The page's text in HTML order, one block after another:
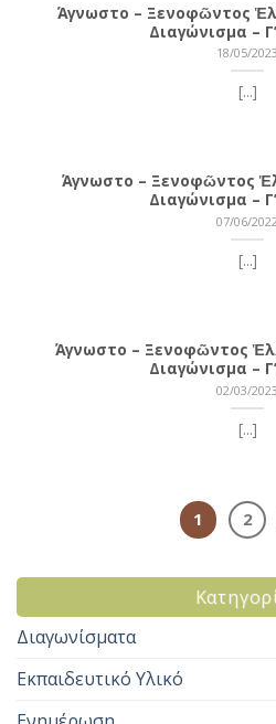
Άγνωστο – Ξενοφῶντος
Διαγώνισμα –
18/05/2023
[...]
Άγνωστο – Ξενοφῶντος
Διαγώνισμα –
07/06/2022
[...]
Άγνωστο – Ξενοφῶντος
Διαγώνισμα –
02/03/2023
[...]
1 2
Διαγωνίσματα
Εκπαιδευτικό Υλικό